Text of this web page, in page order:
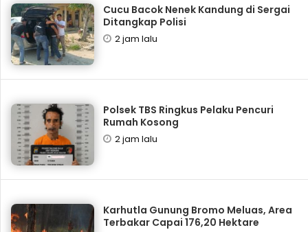
Cucu Bacok Nenek Kandung di Sergai
Ditangkap Polisi
2 jam lalu
Polsek TBS Ringkus Pelaku Pencuri
Rumah Kosong
2 jam lalu
Karhutla Gunung Bromo Meluas, Area
Terbakar Capai 176,20 Hektare